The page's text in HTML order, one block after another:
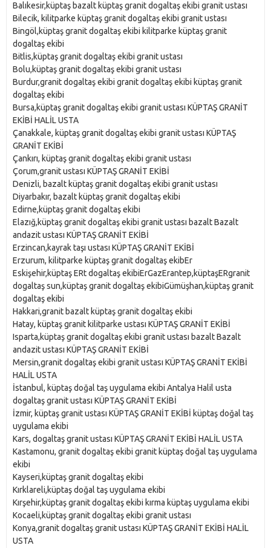
Balıkesir,küptaş bazalt küptaş granit dogaltaş ekibi granit ustası
Bilecik, kilitparke küptaş granit dogaltaş ekibi granit ustası
Bingöl,küptaş granit dogaltaş ekibi kilitparke küptaş granit
dogaltaş ekibi
Bitlis,küptaş granit dogaltaş ekibi granit ustası
Bolu,küptaş granit dogaltaş ekibi granit ustası
Burdur,granit dogaltaş ekibi granit dogaltaş ekibi küptaş granit
dogaltaş ekibi
Bursa,küptaş granit dogaltaş ekibi granit ustası KÜPTAŞ GRANİT
EKİBİ HALİL USTA
Çanakkale, küptaş granit dogaltaş ekibi granit ustası KÜPTAŞ
GRANİT EKİBİ
Çankırı, küptaş granit dogaltaş ekibi granit ustası
Çorum,granit ustası KÜPTAŞ GRANİT EKİBİ
Denizli, bazalt küptaş granit dogaltaş ekibi granit ustası
Diyarbakır, bazalt küptaş granit dogaltaş ekibi
Edirne,küptaş granit dogaltaş ekibi
Elazığ,küptaş granit dogaltaş ekibi granit ustası bazalt Bazalt
andazit ustası KÜPTAŞ GRANİT EKİBİ
Erzincan,kayrak taşı ustası KÜPTAŞ GRANİT EKİBİ
Erzurum, kilitparke küptaş granit dogaltaş ekibEr
Eskişehir,küptaş ERt dogaltaş ekibiErGazErantep,küptaşERgranit
dogaltaş sun,küptaş granit dogaltaş ekibiGümüşhan,küptaş granit
dogaltaş ekibi
Hakkari,granit bazalt küptaş granit dogaltaş ekibi
Hatay, küptaş granit kilitparke ustası KÜPTAŞ GRANİT EKİBİ
Isparta,küptaş granit dogaltaş ekibi granit ustası bazalt Bazalt
andazit ustası KÜPTAŞ GRANİT EKİBİ
Mersin,granit dogaltaş ekibi granit ustası KÜPTAŞ GRANİT EKİBİ
HALİL USTA
İstanbul, küptaş doğal taş uygulama ekibi Antalya Halil usta
dogaltaş granit ustası KÜPTAŞ GRANİT EKİBİ
İzmir, küptaş granit ustası KÜPTAŞ GRANİT EKİBİ küptaş doğal taş
uygulama ekibi
Kars, dogaltaş granit ustası KÜPTAŞ GRANİT EKİBİ HALİL USTA
Kastamonu, granit dogaltaş ekibi granit küptaş doğal taş uygulama
ekibi
Kayseri,küptaş granit dogaltaş ekibi
Kırklareli,küptaş doğal taş uygulama ekibi
Kırşehir,küptaş granit dogaltaş ekibi kırma küptaş uygulama ekibi
Kocaeli,küptaş granit dogaltaş ekibi granit ustası
Konya,granit dogaltaş granit ustası KÜPTAŞ GRANİT EKİBİ HALİL
USTA